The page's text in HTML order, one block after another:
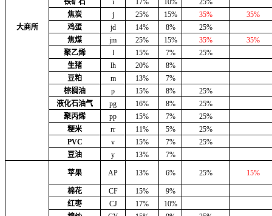
大商所
铁矿石 i 17% 10%
25%
焦炭
j 25% 15% 35%
35%
鸡蛋
jd 14% 8%
25%
焦煤
jm 25% 15% 35%
35%
聚乙烯
l 15% 7%
25%
生猪
lh 20%
8%
豆粕
m 13%
7%
棕榈油
p 15% 8%
25%
液化石油气
pg 16% 8%
25%
聚丙烯
pp 15% 7%
25%
粳米
rr 11% 5%
25%
PVC
v 15% 7%
25%
豆油
y 13% 7%
苹果 AP 13% 6% 25% 15%
棉花 CF 15%
9%
红枣
CJ 17%
10%